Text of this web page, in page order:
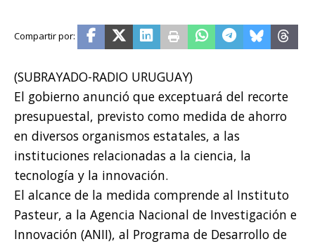
(SUBRAYADO-RADIO URUGUAY)
El gobierno anunció que exceptuará del recorte
presupuestal, previsto como medida de ahorro
en diversos organismos estatales, a las
instituciones relacionadas a la ciencia, la
tecnología y la innovación.
El alcance de la medida comprende al Instituto
Pasteur, a la Agencia Nacional de Investigación e
Innovación (ANII), al Programa de Desarrollo de